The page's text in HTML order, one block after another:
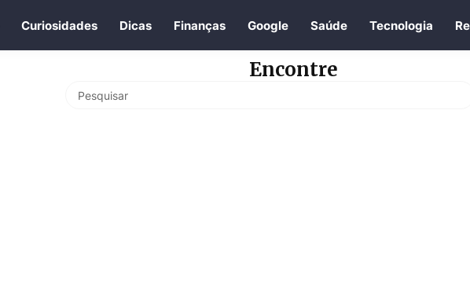
Curiosidades Dicas Finanças Google Saúde Tecnologia
Encontre